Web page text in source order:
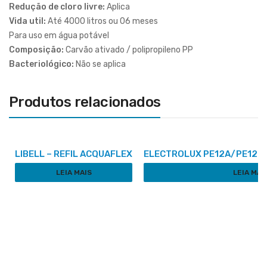
Redução de cloro livre: Aplica
Vida util: Até 4000 litros ou 06 meses
Para uso em água potável
Composição: Carvão ativado / polipropileno PP
Bacteriológico: Não se aplica
Produtos relacionados
LIBELL – REFIL ACQUAFLEX
LEIA MAIS
ELECTROLUX PE12A/
LEIA